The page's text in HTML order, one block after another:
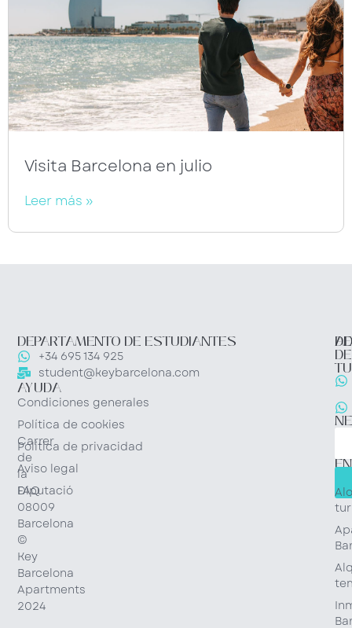
Visita Barcelona en julio
Leer más »
Carrer
de
la
Diputació
08009
Barcelona
©
Key
Barcelona
Apartments
2024
DE
DEPARTAMENTO DE ESTUDIANTES
+34 695 134 925
student@keybarcelona.com
AYUDA
Condiciones generales
Política de cookies
Política de privacidad
Aviso legal
FAQ